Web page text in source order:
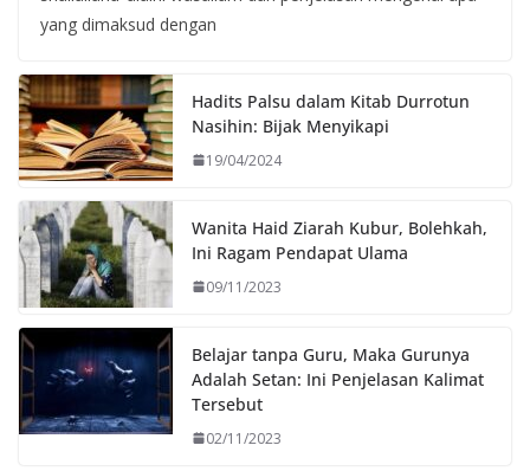
yang dimaksud dengan
Hadits Palsu dalam Kitab Durrotun
Nasihin: Bijak Menyikapi
19/04/2024
Wanita Haid Ziarah Kubur, Bolehkah,
Ini Ragam Pendapat Ulama
09/11/2023
Belajar tanpa Guru, Maka Gurunya
Adalah Setan: Ini Penjelasan Kalimat
Tersebut
02/11/2023